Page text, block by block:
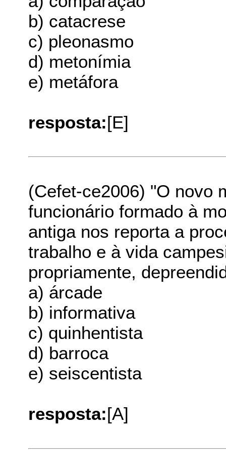
b) catacrese
c) pleonasmo
d) metonímia
e) metáfora
resposta:[E]
(Cefet-ce2006) "O novo
funcionário formado à
antiga nos reporta a
trabalho e à vida
propriamente,
a) árcade
b) informativa
c) quinhentista
d) barroca
e) seiscentista
resposta:[A]